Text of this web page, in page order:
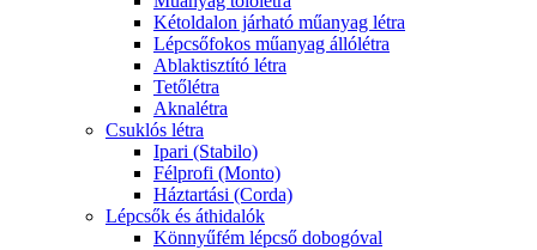
Kétoldalon járható műanyag létra
Lépcsőfokos műanyag állólétra
Ablaktisztító létra
Tetőlétra
Aknalétra
Csuklós létra
Ipari (Stabilo)
Félprofi (Monto)
Háztartási (Corda)
Lépcsők és áthidalók
Könnyűfém lépcső dobogóval